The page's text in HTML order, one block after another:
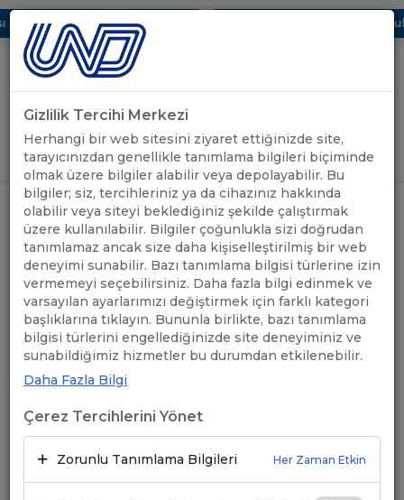
Dijital UBAK Bölümü Hakkında UND, Yunanistan Vize
Uluslararası Nakliyeciler Derneği
GİRİŞ YAP
ANASAYFA /
ÖNEMLİ
DUYURULAR
/
DÖNEMSEL KULLANIMA AÇILAN
MACARİSTAN, SLOVENYA VE
ÇEKYA GEÇİŞ BELGELERİNDE SON
DURUM
DÖNEMSEL KULLANIMA
AÇILAN MACARİSTAN,
SLOVENYA VE ÇEKYA GEÇİŞ
DURUM
15.06.2021 A+ A-
Gizlilik Tercihi Merkezi
Herhangi bir web sitesini ziyaret ettiğinizde site,
tarayıcınızdan genellikle tanımlama bilgileri biçiminde
olmak üzere bilgiler alabilir veya depolayabilir. Bu
bilgiler; siz, tercihleriniz ya da cihazınız hakkında
olabilir veya siteyi beklediğiniz şekilde çalıştırmak
üzere kullanılabilir. Bilgiler çoğunlukla sizi doğrudan
tanımlamaz ancak size daha kişiselleştirilmiş bir web
deneyimi sunabilir. Bazı tanımlama bilgisi türlerine izin
vermemeyi seçebilirsiniz. Daha fazla bilgi edinmek ve
varsayılan ayarlarımızı değiştirmek için farklı kategori
başlıklarına tıklayın. Bununla birlikte, bazı tanımlama
bilgisi türlerini engellediğinizde site deneyiminiz ve
sunabildiğimiz hizmetler bu durumdan etkilenebilir.
Daha Fazla Bilgi
Çerez Tercihlerini Yönet
Zorunlu Tanımlama Bilgileri Her Zaman Etkin